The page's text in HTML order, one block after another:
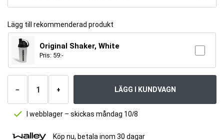
Lägg till rekommenderad produkt
Original Shaker, White
Pris: 59:-
−
Antal
+ LÄGG I KUNDVAGN
I webblager – skickas måndag 10/8
Köp nu, betala inom 30 dagar